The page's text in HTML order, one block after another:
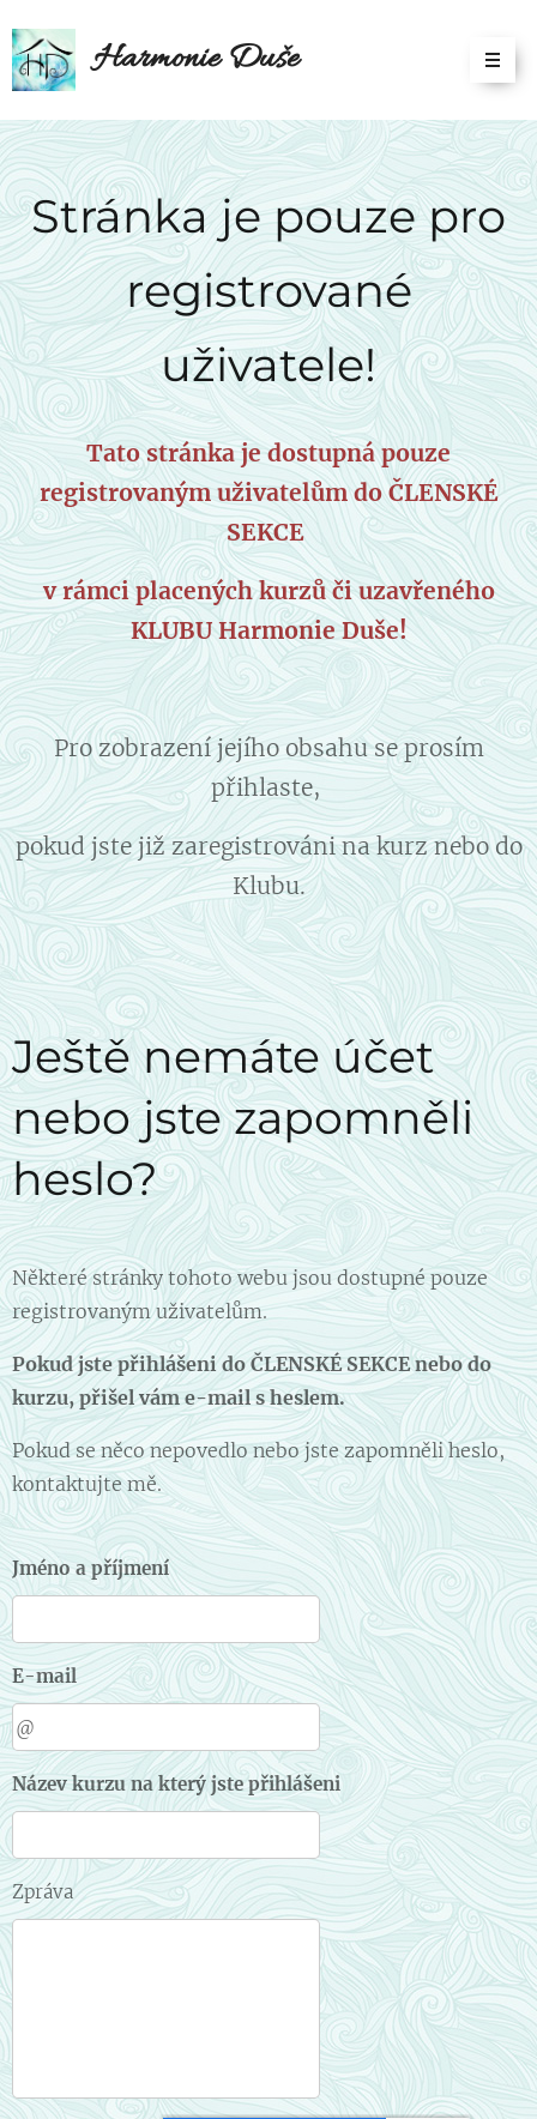
Harmonie Duše
Stránka je pouze pro
registrované
uživatele!
Tato stránka je dostupná pouze
registrovaným uživatelům do ČLENSKÉ
SEKCE
v rámci placených kurzů či uzavřeného
KLUBU Harmonie Duše!
Pro zobrazení jejího obsahu se prosím
přihlaste,
pokud jste již zaregistrováni na kurz nebo do
Klubu.
Ještě nemáte účet
nebo jste zapomněli
heslo?
Některé stránky tohoto webu jsou dostupné pouze
registrovaným uživatelům.
Pokud jste přihlášeni do ČLENSKÉ SEKCE nebo do
kurzu, přišel vám e-mail s heslem.
Pokud se něco nepovedlo nebo jste zapomněli heslo,
kontaktujte mě.
Jméno a příjmení
E-mail
Název kurzu na který jste přihlášeni
Zpráva